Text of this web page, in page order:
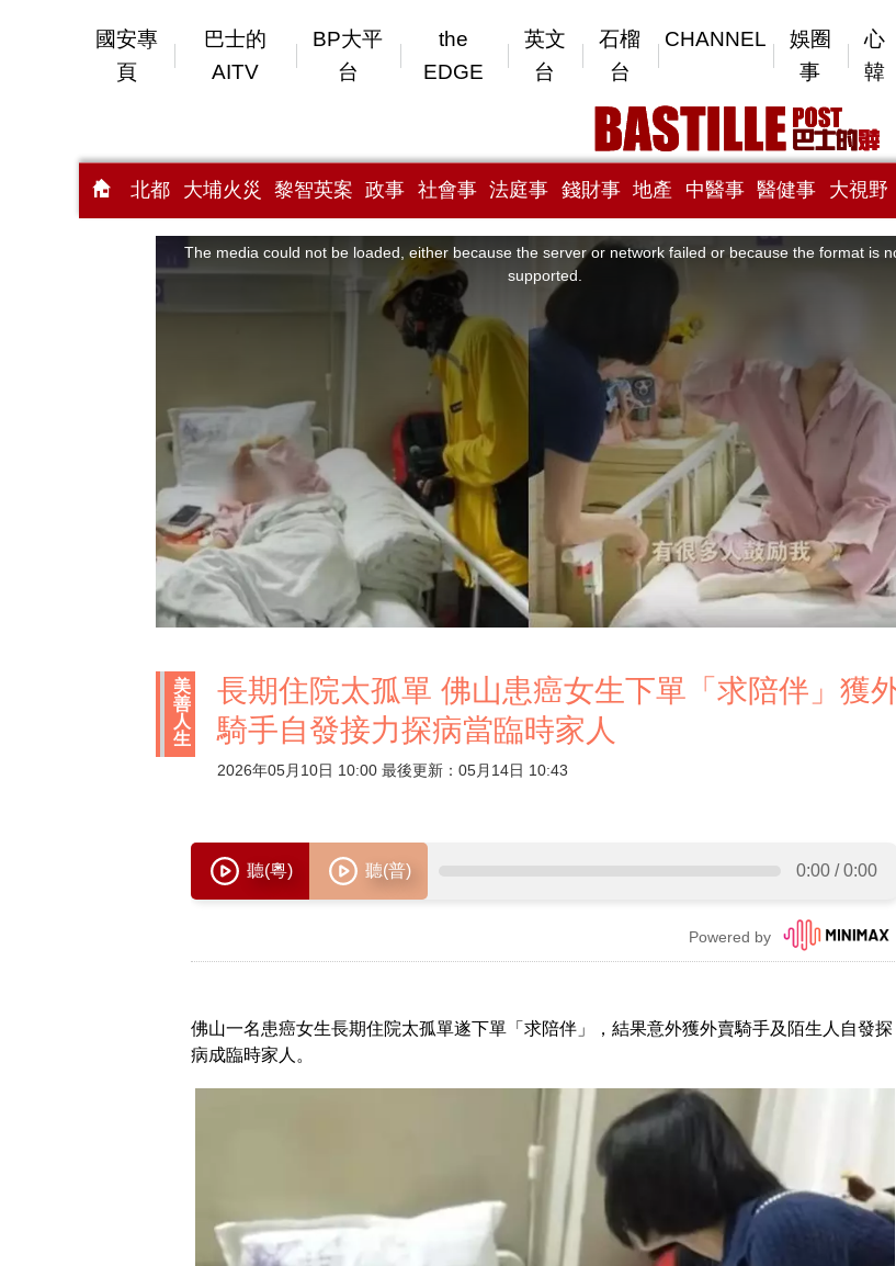
國安專
頁
巴士的
AITV
BP大平
台
the
EDGE
英文
台
石榴
台
CHANNEL
娛圈
事
心
韓
北都 大埔火災 黎智英案 政事 社會事 法庭事 錢財事 地產 中醫事 醫健事 大視野
is
window.
The media could not be loaded, either because the server or network failed or because the format is
supported.
美
善
人
生
長期住院太孤單 佛山患癌女生下單「求陪伴」獲
騎手自發接力探病當臨時家人
2026年05月10日 10:00 最後更新：05月14日 10:43
佛山一名患癌女生長期住院太孤單遂下單「求陪伴」，結果意外獲外賣騎手及陌生人自發探
病成臨時家人。